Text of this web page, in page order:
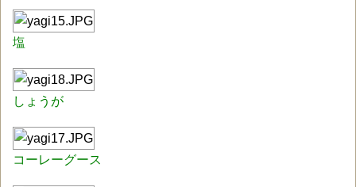
塩
しょうが
コーレーグース